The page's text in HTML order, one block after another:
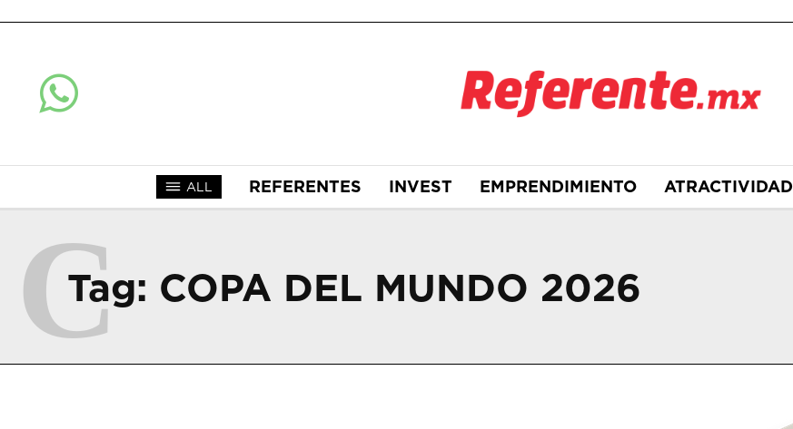
ALL REFERENTES INVEST EMPRENDIMIENTO ATRACTIVIDAD
Tag: COPA DEL MUNDO 2026
C